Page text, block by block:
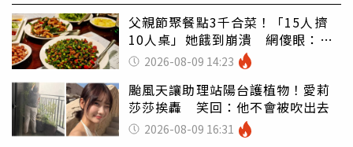
父親節聚餐點3千合菜！「15人擠
10人桌」她餓到崩潰 網傻眼：讓
店家看笑話
2026-08-09 14:23
颱風天讓助理站陽台護植物！愛莉
莎莎挨轟 笑回：他不會被吹出去
2026-08-09 16:31